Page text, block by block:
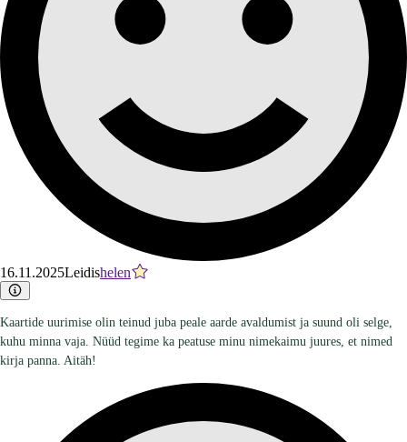
16.11.2025Leidishelen
Kaartide uurimise olin teinud juba peale aarde avaldumist ja suund oli selge,
kuhu minna vaja. Nüüd tegime ka peatuse minu nimekaimu juures, et nimed
kirja panna. Aitäh!